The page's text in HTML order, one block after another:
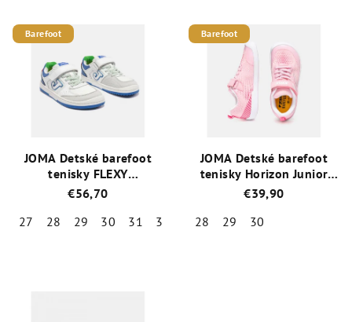
Barefoot
JOMA Detské barefoot
tenisky FLEXY
biele/modré
€56,70
27
28 29 30 31 32 33 34
Barefoot
JOMA Detské barefoot
tenisky Horizon Junior
ružové
€39,90
28
29
30